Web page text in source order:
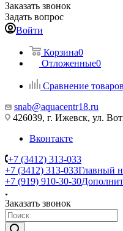
Заказать звонок
Задать вопрос
Войти
Корзина0
Отложенные0
Сравнение товаров
snab@aquacentr18.ru
426039, г. Ижевск, ул.
Вконтакте
+7 (3412) 313-033
+7 (3412) 313-033Главный
+7 (919) 910-30-30
Заказать звонок